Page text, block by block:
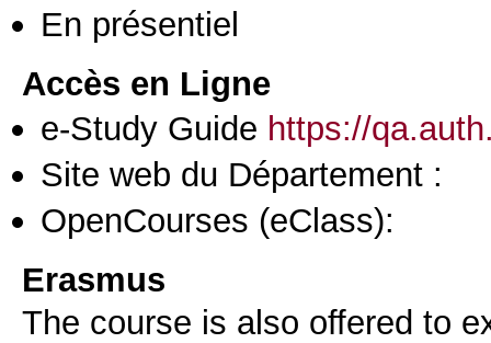
En présentiel
Accès en Ligne
e-Study Guide https://
Site web du Département :
OpenCourses (eClass):
Erasmus
The course is also offered to